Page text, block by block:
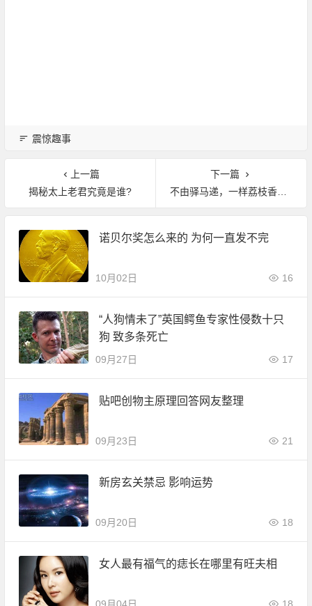
震惊趣事
上一篇
揭秘太上老君究竟是谁?
下一篇
不由驿马递，一样荔枝香：漫谈清宫荔枝贡
诺贝尔奖怎么来的 为何一直发不完
10月02日 16
“人狗情未了”英国鳄鱼专家性侵数十只
狗 致多条死亡
09月27日 17
贴吧创物主原理回答网友整理
09月23日 21
新房玄关禁忌 影响运势
09月20日 18
女人最有福气的痣长在哪里有旺夫相